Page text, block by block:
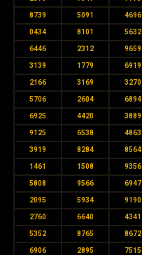
8739 5091 4696
0434 8101 5632
6446 2312 9659
3139 1779 6919
2166 3169 3270
5706 2604 6894
6925 4420 3889
9125 6538 4863
3919 8284 8564
1461 1508 9356
5808 9566 6947
2095 5934 9190
2760 6640 4341
5352 8765 8672
6906 2895 7515